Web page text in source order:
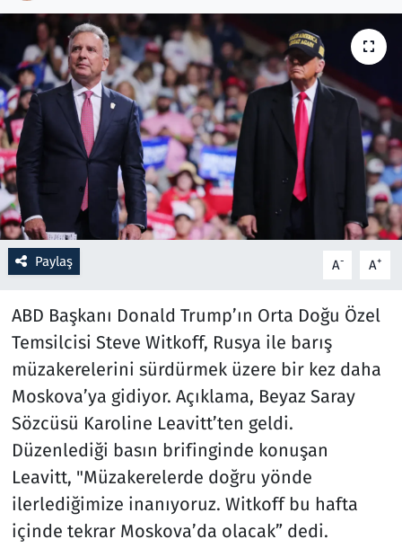
Paylaş A- A+
ABD Başkanı Donald Trump’ın Orta Doğu Özel
Temsilcisi Steve Witkoff, Rusya ile barış
müzakerelerini sürdürmek üzere bir kez daha
Moskova’ya gidiyor. Açıklama, Beyaz Saray
Sözcüsü Karoline Leavitt’ten geldi.
Düzenlediği basın brifinginde konuşan
Leavitt, "Müzakerelerde doğru yönde
ilerlediğimize inanıyoruz. Witkoff bu hafta
içinde tekrar Moskova’da olacak” dedi.
Ramazan
Resmi İlanlar
Rüya Tabirleri
Sağlık
Savunma Sanayi
Seçim 2023
Teknoloji ve Bilim
Televizyon